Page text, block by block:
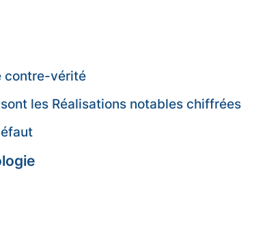
contre-vérité
les Réalisations notables chiffrées